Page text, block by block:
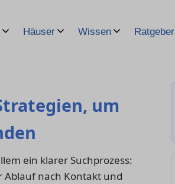
Häuser Wissen Ratgeber
um
ein klarer Suchprozess:
Ablauf nach Kontakt und